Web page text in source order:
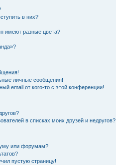
в них?
имеют разные цвета?
личные сообщения!
email от кого-то с этой конференции!
в списках моих друзей и недругов?
или форумам?
пустую страницу!